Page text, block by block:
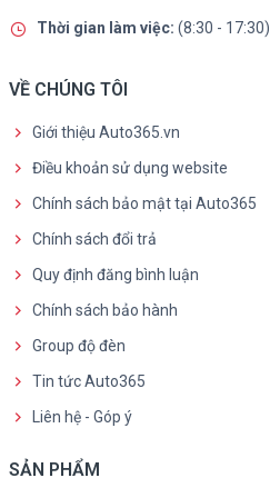
Thời gian làm việc: (8:30 - 17:30)
VỀ CHÚNG TÔI
Giới thiệu Auto365.vn
Điều khoản sử dụng website
Chính sách bảo mật tại Auto365
Chính sách đổi trả
Quy định đăng bình luận
Chính sách bảo hành
Group độ đèn
Tin tức Auto365
Liên hệ - Góp ý
SẢN PHẨM